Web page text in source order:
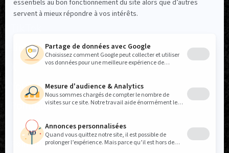
Instagram
LinkedIn
YouTube
Politique réseaux sociaux
Politique de confidentialité